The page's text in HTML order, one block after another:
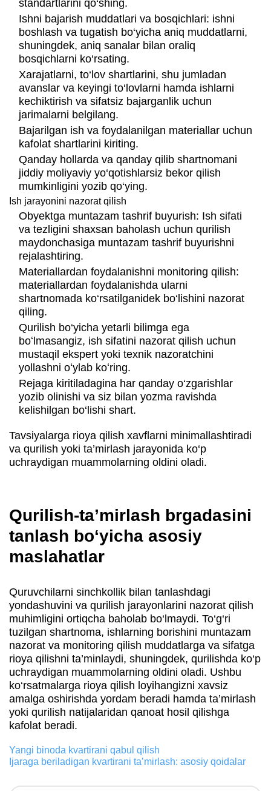
standartlarini qo‘shing.
Ishni bajarish muddatlari va bosqichlari: ishni
boshlash va tugatish bo‘yicha aniq muddatlarni,
shuningdek, aniq sanalar bilan oraliq
bosqichlarni ko‘rsating.
Xarajatlarni, to‘lov shartlarini, shu jumladan
avanslar va keyingi to‘lovlarni hamda ishlarni
kechiktirish va sifatsiz bajarganlik uchun
jarimalarni belgilang.
Bajarilgan ish va foydalanilgan materiallar uchun
kafolat shartlarini kiriting.
Qanday hollarda va qanday qilib shartnomani
jiddiy moliyaviy yo‘qotishlarsiz bekor qilish
mumkinligini yozib qo‘ying.
Ish jarayonini nazorat qilish
Obyektga muntazam tashrif buyurish: Ish sifati
va tezligini shaxsan baholash uchun qurilish
maydonchasiga muntazam tashrif buyurishni
rejalashtiring.
Materiallardan foydalanishni monitoring qilish:
materiallardan foydalanishda ularni
shartnomada ko‘rsatilganidek bo‘lishini nazorat
qiling.
Qurilish bo‘yicha yetarli bilimga ega
boʻlmasangiz, ish sifatini nazorat qilish uchun
mustaqil ekspert yoki texnik nazoratchini
yollashni oʻylab koʻring.
Rejaga kiritiladagina har qanday o‘zgarishlar
yozib olinishi va siz bilan yozma ravishda
kelishilgan bo‘lishi shart.
Tavsiyalarga rioya qilish xavflarni minimallashtiradi
va qurilish yoki ta’mirlash jarayonida ko‘p
uchraydigan muammolarning oldini oladi.
Qurilish-ta’mirlash brgadasini
tanlash bo‘yicha asosiy
maslahatlar
Quruvchilarni sinchkollik bilan tanlashdagi
yondashuvini va qurilish jarayonlarini nazorat qilish
muhimligini ortiqcha baholab bo‘lmaydi. To‘g‘ri
tuzilgan shartnoma, ishlarning borishini muntazam
nazorat va monitoring qilish muddatlarga va sifatga
rioya qilishni ta’minlaydi, shuningdek, qurilishda ko‘p
uchraydigan muammolarning oldini oladi. Ushbu
ko‘rsatmalarga rioya qilish loyihangizni xavsiz
amalga oshirishda yordam beradi hamda ta’mirlash
yoki qurilish natijalaridan qanoat hosil qilishga
kafolat beradi.
Yangi binoda kvartirani qabul qilish
Ijaraga beriladigan kvartirani ta’mirlash: asosiy qoidalar